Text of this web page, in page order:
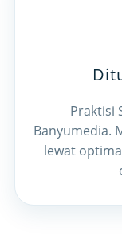
Praktisi
Banyumedia.
lewat